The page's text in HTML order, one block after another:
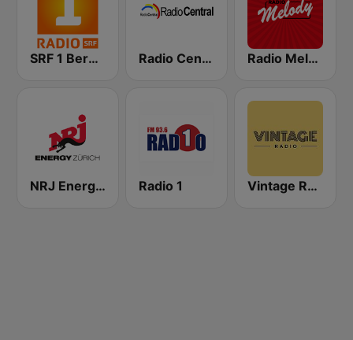
SRF 1 Bern Freibourg Wallis Radio Central Radio Melody Schweiz
NRJ Energy Zürich Radio 1 Vintage Radio